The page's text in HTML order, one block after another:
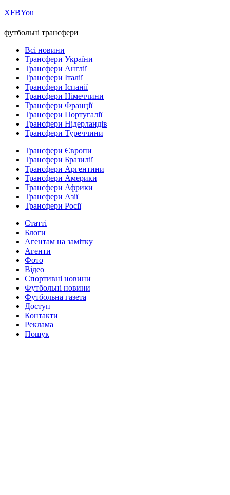
ХFBYou
футбольні трансфери
Всі новини
Трансфери України
Трансфери Англії
Трансфери Італії
Трансфери Іспанії
Трансфери Німеччини
Трансфери Франції
Трансфери Португалії
Трансфери Нідерландів
Трансфери Туреччини
Трансфери Європи
Трансфери Бразилії
Трансфери Аргентини
Трансфери Америки
Трансфери Африки
Трансфери Азії
Трансфери Росії
Статті
Блоги
Агентам на замітку
Агенти
Фото
Відео
Спортивні новини
Футбольні новини
Футбольна газета
Доступ
Контакти
Реклама
Пошук